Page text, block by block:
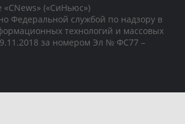
«CNews» («СиНьюс»)
Федеральной службой по надзору в
технологий и массовых
за номером Эл № ФС77 –